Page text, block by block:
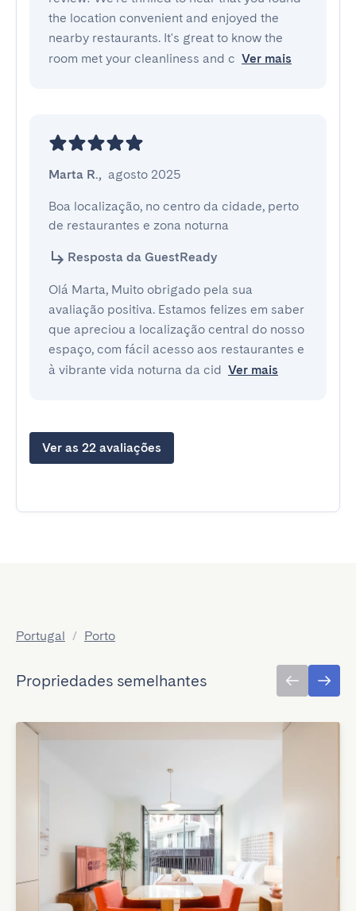
the location convenient and enjoyed the
nearby restaurants. It's great to know the
room met your cleanliness and c Ver mais
Marta R., agosto 2025
Boa localização, no centro da cidade, perto
de restaurantes e zona noturna
Resposta da GuestReady
Olá Marta, Muito obrigado pela sua
avaliação positiva. Estamos felizes em saber
que apreciou a localização central do nosso
espaço, com fácil acesso aos restaurantes e
à vibrante vida noturna da cid Ver mais
Ver as 22 avaliações
Portugal / Porto
Propriedades semelhantes